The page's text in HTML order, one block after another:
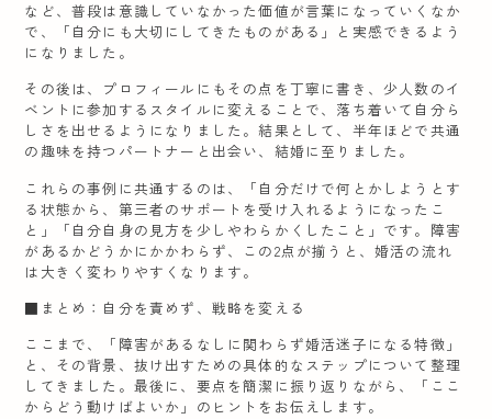
など、普段は意識していなかった価値が言葉になっていくなか
で、「自分にも大切にしてきたものがある」と実感できるよう
になりました。
その後は、プロフィールにもその点を丁寧に書き、少人数のイ
ベントに参加するスタイルに変えることで、落ち着いて自分ら
しさを出せるようになりました。結果として、半年ほどで共通
の趣味を持つパートナーと出会い、結婚に至りました。
これらの事例に共通するのは、「自分だけで何とかしようとす
る状態から、第三者のサポートを受け入れるようになったこ
と」「自分自身の見方を少しやわらかくしたこと」です。障害
があるかどうかにかかわらず、この2点が揃うと、婚活の流れ
は大きく変わりやすくなります。
■まとめ：自分を責めず、戦略を変える
ここまで、「障害があるなしに関わらず婚活迷子になる特徴」
と、その背景、抜け出すための具体的なステップについて整理
してきました。最後に、要点を簡潔に振り返りながら、「ここ
からどう動けばよいか」のヒントをお伝えします。